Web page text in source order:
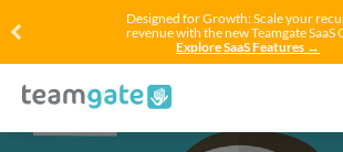
Designed for Growth: Scale your
revenue with the new Teamgate SaaS
Explore SaaS Features →